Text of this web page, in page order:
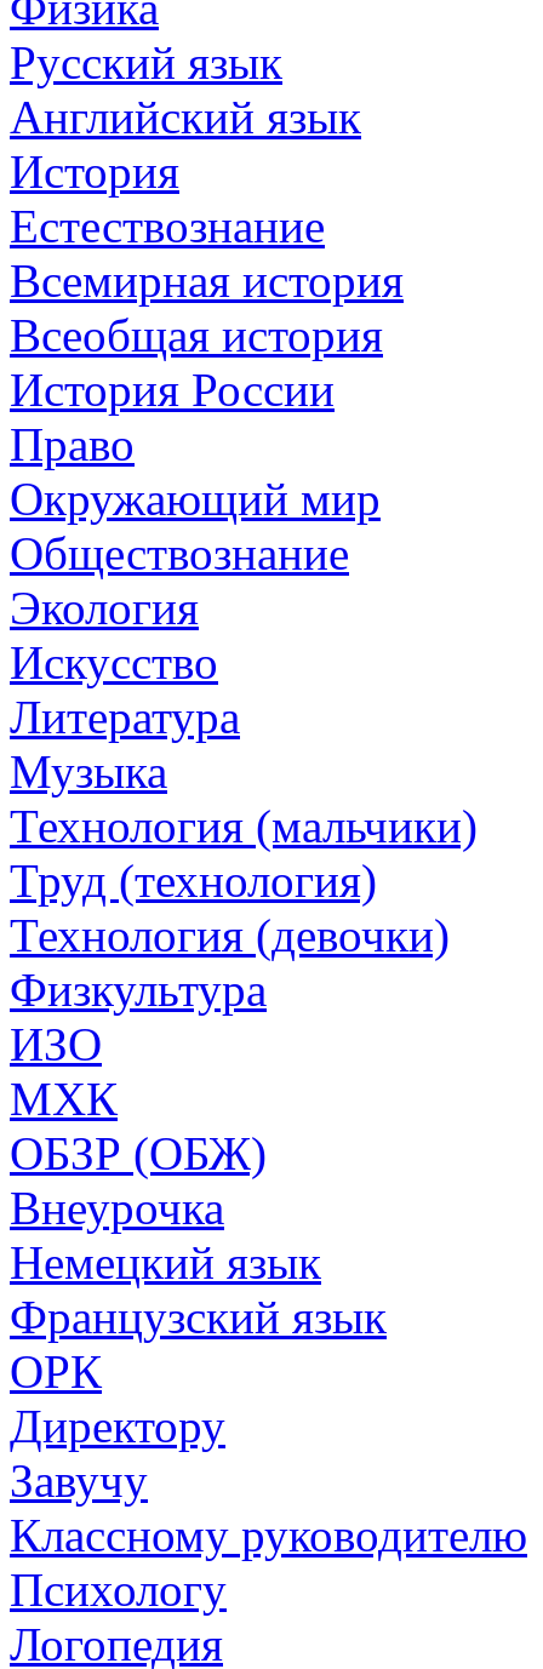
Русский язык
Английский язык
История
Естествознание
Всемирная история
Всеобщая история
История России
Право
Окружающий мир
Обществознание
Экология
Искусство
Литература
Музыка
Технология (мальчики)
Труд (технология)
Технология (девочки)
Физкультура
ИЗО
МХК
ОБЗР (ОБЖ)
Внеурочка
Немецкий язык
Французский язык
ОРК
Директору
Завучу
Классному руководителю
Психологу
Логопедия